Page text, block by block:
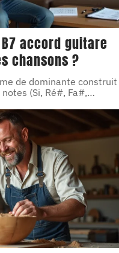
accord guitare
chansons ?
de dominante construit
(Si, Ré#, Fa#,…